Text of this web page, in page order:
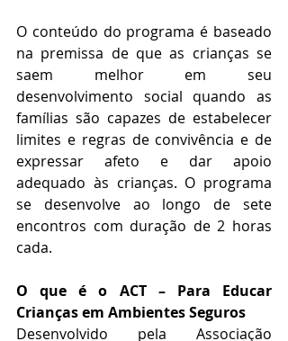
O conteúdo do programa é baseado
na premissa de que as crianças se
saem melhor em seu
desenvolvimento social quando as
famílias são capazes de estabelecer
limites e regras de convivência e de
expressar afeto e dar apoio
adequado às crianças. O programa
se desenvolve ao longo de sete
encontros com duração de 2 horas
cada.
O que é o ACT – Para Educar
Crianças em Ambientes Seguros
Desenvolvido pela Associação